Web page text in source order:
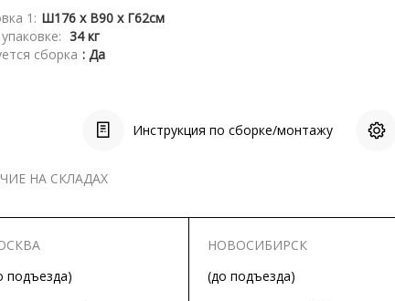
1: Ш176 x В90 x Г62см
34 кг
сборка : Да
Инструкция по сборке/монтажу
НА СКЛАДАХ
подъезда)
НОВОСИБИРСК
(до подъезда)